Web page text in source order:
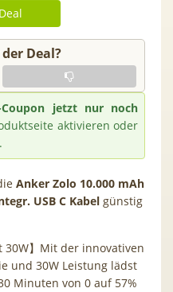
Deal?
Coupon jetzt nur noch
aktivieren oder
Anker Zolo 10.000 mAh
USB C Kabel günstig
30W】Mit der innovativen
und 30W Leistung lädst
Minuten von 0 auf 57%